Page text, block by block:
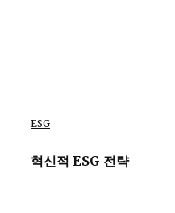
ESG
혁신적 ESG 전략